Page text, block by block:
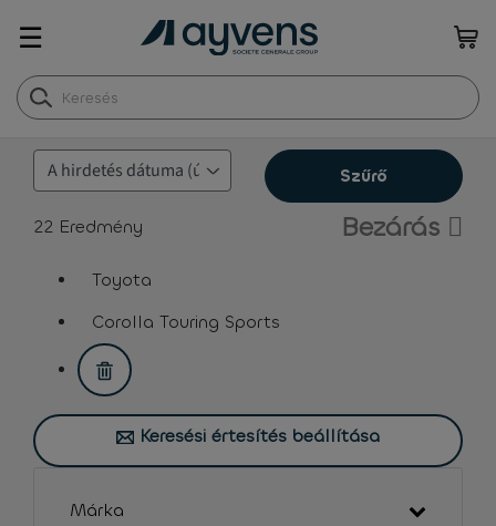
☰
Szűrő
22 Eredmény Bezárás
Toyota
Corolla Touring Sports
assistive.text.remove.filter.button
Keresési értesítés beállítása
Márka